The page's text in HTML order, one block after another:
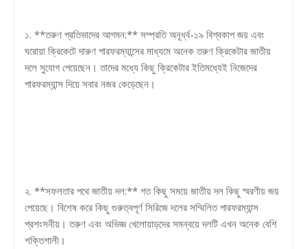
১. **তরুণ প্রতিভাদের আগমন:** সম্প্রতি অনূর্ধ্ব-১৯ বিশ্বকাপ জয় এবং
ঘরোয়া ক্রিকেটে দারুণ পারফরম্যান্সের মাধ্যমে অনেক তরুণ ক্রিকেটার জাতীয়
দলে সুযোগ পেয়েছেন। তাদের মধ্যে কিছু ক্রিকেটার ইতিমধ্যেই নিজেদের
পারফরম্যান্স দিয়ে সবার নজর কেড়েছেন।
২. **সফলতার পথে জাতীয় দল:** গত কিছু সময়ে জাতীয় দল কিছু স্মরণীয় জয়
পেয়েছে। বিশেষ করে কিছু গুরুত্বপূর্ণ সিরিজে দলের সম্মিলিত পারফরম্যান্স
প্রশংসনীয়। তরুণ এবং অভিজ্ঞ খেলোয়াড়দের সমন্বয়ে দলটি এখন অনেক বেশি
শক্তিশালী।